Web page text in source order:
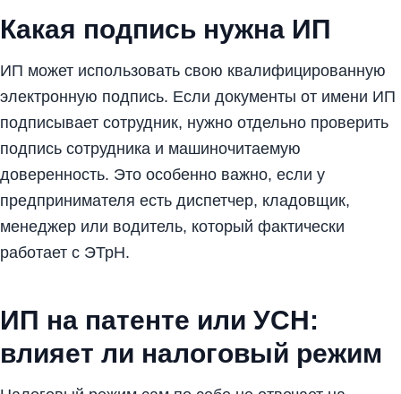
Какая подпись нужна ИП
ИП может использовать свою квалифицированную
электронную подпись. Если документы от имени ИП
подписывает сотрудник, нужно отдельно проверить
подпись сотрудника и машиночитаемую
доверенность. Это особенно важно, если у
предпринимателя есть диспетчер, кладовщик,
менеджер или водитель, который фактически
работает с ЭТрН.
ИП на патенте или УСН:
влияет ли налоговый режим